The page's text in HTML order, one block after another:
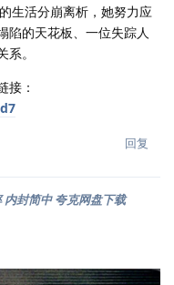
活分崩离析，她努力应
陷的天花板、一位失踪人
。
接：
回复
内封简中 夸克网盘下载